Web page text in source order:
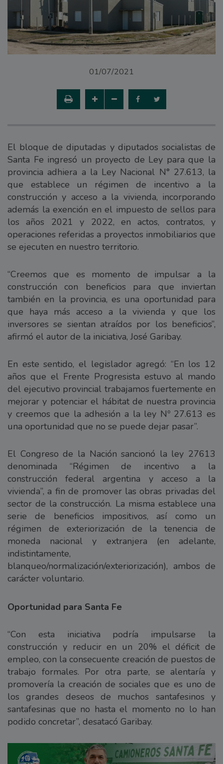
01/07/2021
El bloque de diputadas y diputados socialistas de
Santa Fe ingresó un proyecto de Ley para que la
provincia adhiera a la Ley Nacional N° 27.613, la
que establece un régimen de incentivo a la
construcción y acceso a la vivienda, incorporando
además la exención en el impuesto de sellos para
los años 2021 y 2022, en actos, contratos, y
operaciones referidas a proyectos inmobiliarios que
se ejecuten en nuestro territorio.
“Creemos que es momento de impulsar a la
construcción con beneficios para que inviertan
también en la provincia, es una oportunidad para
que haya más acceso a la vivienda y que los
inversores se sientan atraídos por los beneficios”,
afirmó el autor de la iniciativa, José Garibay.
En este sentido, el legislador agregó: “En los 12
años que el Frente Progresista estuvo al mando
del ejecutivo provincial trabajamos fuertemente en
mejorar y potenciar el hábitat de nuestra provincia
y creemos que la adhesión a la ley Nº 27.613 es
una oportunidad que no se puede dejar pasar”.
El Congreso de la Nación sancionó la ley 27613
denominada “Régimen de incentivo a la
construcción federal argentina y acceso a la
vivienda”, a fin de promover las obras privadas del
sector de la construcción. La misma establece una
serie de beneficios impositivos, así como un
régimen de exteriorización de la tenencia de
moneda nacional y extranjera (en adelante,
indistintamente,
blanqueo/normalización/exteriorización), ambos de
carácter voluntario.
Oportunidad para Santa Fe
“Con esta iniciativa podría impulsarse la
construcción y reducir en un 20% el déficit de
empleo, con la consecuente creación de puestos de
trabajo formales. Por otra parte, se alentaría y
promovería la creación de sociales que es uno de
los grandes deseos de muchos santafesinos y
santafesinas que no hasta el momento no lo han
podido concretar”, desatacó Garibay.